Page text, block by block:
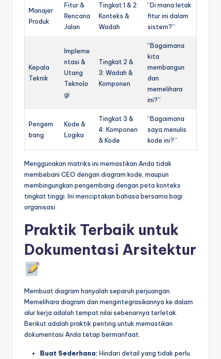
Manajer
Produk
Fitur &
Rencana
Jalan
Tingkat 1 & 2:
Konteks &
Wadah
“Di mana letak
fitur ini dalam
sistem?”
Kepala
Teknik
Impleme
ntasi &
Utang
Teknolo
gi
Tingkat 2 &
3: Wadah &
Komponen
“Bagaimana
kita
membangun
dan
memelihara
ini?”
Pengem
bang
Kode &
Logika
Tingkat 3 &
4: Komponen
& Kode
“Bagaimana
saya menulis
kode ini?”
Menggunakan matriks ini memastikan Anda tidak
membebani CEO dengan diagram kode, maupun
membingungkan pengembang dengan peta konteks
tingkat tinggi. Ini menciptakan bahasa bersama bagi
organisasi.
Praktik Terbaik untuk
Dokumentasi Arsitektur
Membuat diagram hanyalah separuh perjuangan.
Memelihara diagram dan mengintegrasikannya ke dalam
alur kerja adalah tempat nilai sebenarnya terletak.
Berikut adalah praktik penting untuk memastikan
dokumentasi Anda tetap bermanfaat.
Buat Sederhana: Hindari detail yang tidak perlu.